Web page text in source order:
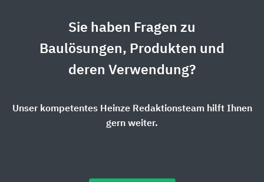
Sie haben Fragen zu
Baulösungen, Produkten und
deren Verwendung?
Unser kompetentes Heinze Redaktionsteam hilft Ihnen
gern weiter.